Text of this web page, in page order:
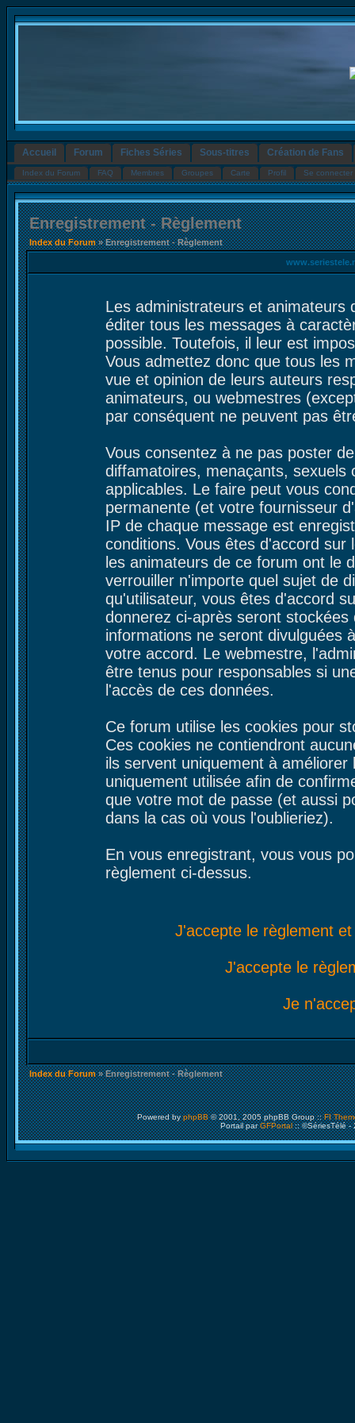
Accueil Forum Fiches Séries Sous-titres Création de Fans
Index du Forum FAQ Membres Groupes Carte Profil Se connecter
Enregistrement - Règlement
Index du Forum» Enregistrement - Règlement
Les administrateurs et
éditer tous les messages à
possible. Toutefois, il leur est
Vous admettez donc que tous les
vue et opinion de leurs auteurs
animateurs, ou webmestres
par conséquent ne peuvent pas
Vous consentez à ne pas poster
diffamatoires, menaçants, sexuels
applicables. Le faire peut vous
permanente (et votre fournisseur
IP de chaque message est
conditions. Vous êtes d'accord
les animateurs de ce forum ont le
verrouiller n'importe quel sujet de
qu'utilisateur, vous êtes d'accord
donnerez ci-après seront
informations ne seront divulguées
votre accord. Le webmestre,
être tenus pour responsables si
l'accès de ces données.
Ce forum utilise les cookies pour
Ces cookies ne contiendront
ils servent uniquement à
uniquement utilisée afin de
que votre mot de passe (et aussi
dans la cas où vous l'oublieriez).
En vous enregistrant, vous vous
règlement ci-dessus.
J'accepte le règlement
J'accepte le
Je
Index du Forum» Enregistrement - Règlement
Powered byphpBB© 2001, 2005 phpBB Group ::FI
Portail parGFPortal:: ©SériesTélé -